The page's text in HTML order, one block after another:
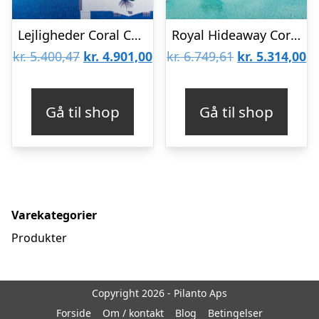
Lejligheder Coral Compostela Beach Golf
kr.5.400,47 Den
kr. 5.400,47.
kr. 4.901,00Den
kr. 4.901,00.
Gå til shop
Royal Hideaway Corales Villas
kr.6.749,61 Den
kr. 6.749,61.
kr. 5.314,00
Gå til shop
Varekategorier
Produkter
Copyright 2026 - Pilanto Aps
Forside
Om / kontakt Blog Betingelser